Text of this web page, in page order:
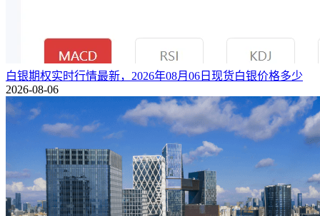
白银期权实时行情最新，2026年08月06日现货白银价格多少
2026-08-06